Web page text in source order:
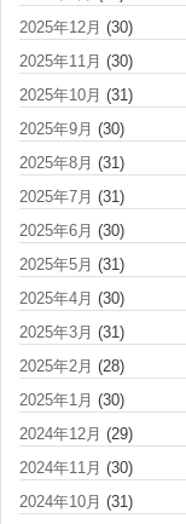
2025年12月 (30)
2025年11月 (30)
2025年10月 (31)
2025年9月 (30)
2025年8月 (31)
2025年7月 (31)
2025年6月 (30)
2025年5月 (31)
2025年4月 (30)
2025年3月 (31)
2025年2月 (28)
2025年1月 (30)
2024年12月 (29)
2024年11月 (30)
2024年10月 (31)